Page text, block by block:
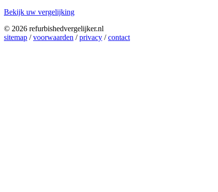
Bekijk uw vergelijking
© 2026 refurbishedvergelijker.nl
sitemap /voorwaarden /privacy /contact